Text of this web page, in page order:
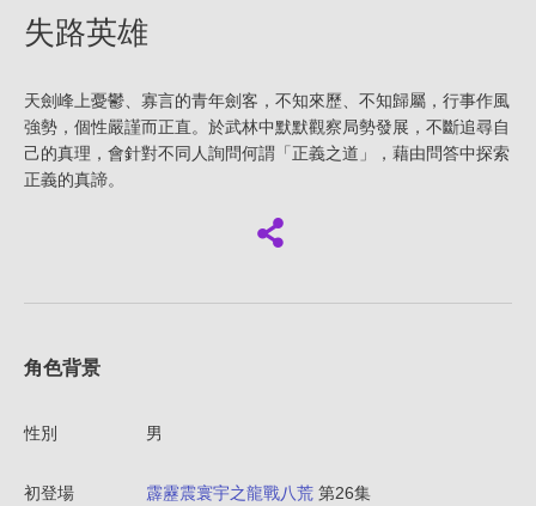
失路英雄
天劍峰上憂鬱、寡言的青年劍客，不知來歷、不知歸屬，行事作風
強勢，個性嚴謹而正直。於武林中默默觀察局勢發展，不斷追尋自
己的真理，會針對不同人詢問何謂「正義之道」，藉由問答中探索
正義的真諦。
角色背景
性別 男
初登場 霹靂震寰宇之龍戰八荒 第26集